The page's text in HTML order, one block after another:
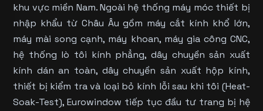
khu vực miền Nam. Ngoài hệ thống máy móc thiết bị
nhập khẩu từ Châu Âu gồm máy cắt kính khổ lớn,
máy mài song cạnh, máy khoan, máy gia công CNC,
hệ thống lò tôi kính phẳng, dây chuyền sản xuất
kính dán an toàn, dây chuyền sản xuất hộp kính,
thiết bị kiểm tra và loại bỏ kính lỗi sau khi tôi (Heat-
Soak-Test), Eurowindow tiếp tục đầu tư trang bị hệ